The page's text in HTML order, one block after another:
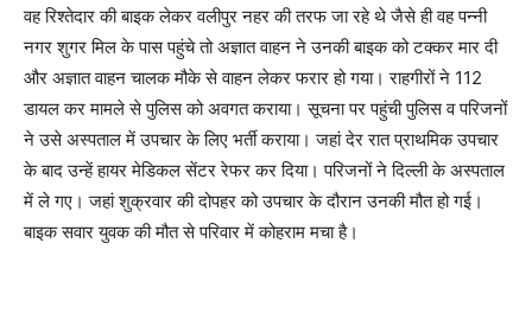
वह रिश्तेदार की बाइक लेकर वलीपुर नहर की तरफ जा रहे थे जैसे ही वह पन्नी
नगर शुगर मिल के पास पहुंचे तो अज्ञात वाहन ने उनकी बाइक को टक्कर मार दी
और अज्ञात वाहन चालक मौके से वाहन लेकर फरार हो गया। राहगीरों ने 112
डायल कर मामले से पुलिस को अवगत कराया। सूचना पर पहुंची पुलिस व परिजनों
ने उसे अस्पताल में उपचार के लिए भर्ती कराया। जहां देर रात प्राथमिक उपचार
के बाद उन्हें हायर मेडिकल सेंटर रेफर कर दिया। परिजनों ने दिल्ली के अस्पताल
में ले गए। जहां शुक्रवार की दोपहर को उपचार के दौरान उनकी मौत हो गई।
बाइक सवार युवक की मौत से परिवार में कोहराम मचा है।